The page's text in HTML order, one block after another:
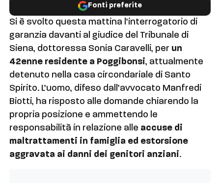
Fonti preferite
Si è svolto questa mattina l’interrogatorio di
garanzia davanti al giudice del Tribunale di
Siena, dottoressa Sonia Caravelli, per un
42enne residente a Poggibonsi, attualmente
detenuto nella casa circondariale di Santo
Spirito. L’uomo, difeso dall’avvocato Manfredi
Biotti, ha risposto alle domande chiarendo la
propria posizione e ammettendo le
responsabilità in relazione alle accuse di
maltrattamenti in famiglia ed estorsione
aggravata ai danni dei genitori anziani.